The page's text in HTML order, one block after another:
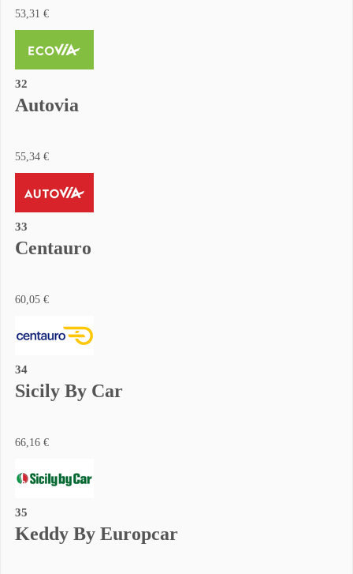
53,31 €
32
Autovia
55,34 €
33
Centauro
60,05 €
34
Sicily By Car
66,16 €
35
Keddy By Europcar